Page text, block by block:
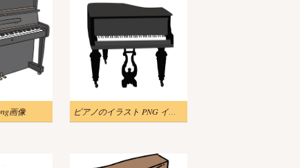
画像 ピアノのイラスト PNG イメージ